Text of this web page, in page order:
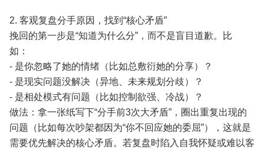
2. 客观复盘分手原因，找到“核心矛盾”
挽回的第一步是“知道为什么分”，而不是盲目道歉。比
如：
- 是你忽略了她的情绪（比如总敷衍她的分享）？
- 是现实问题没解决（异地、未来规划分歧）？
- 是相处模式有问题（比如控制欲强、冷战）？
做法：拿一张纸写下“分手前3次大矛盾”，圈出重复出现的
问题（比如每次吵架都因为“你不回应她的委屈”），这就是
需要优先解决的核心矛盾。若复盘时陷入自我怀疑或难以客